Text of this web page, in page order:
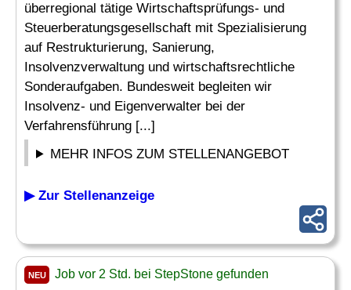
überregional tätige Wirtschaftsprüfungs- und
Steuerberatungsgesellschaft mit Spezialisierung
auf Restrukturierung, Sanierung,
Insolvenzverwaltung und wirtschaftsrechtliche
Sonderaufgaben. Bundesweit begleiten wir
Insolvenz- und Eigenverwalter bei der
Verfahrensführung [...]
MEHR INFOS ZUM STELLENANGEBOT
▶ Zur Stellenanzeige
NEU Job vor 2 Std. bei StepStone gefunden